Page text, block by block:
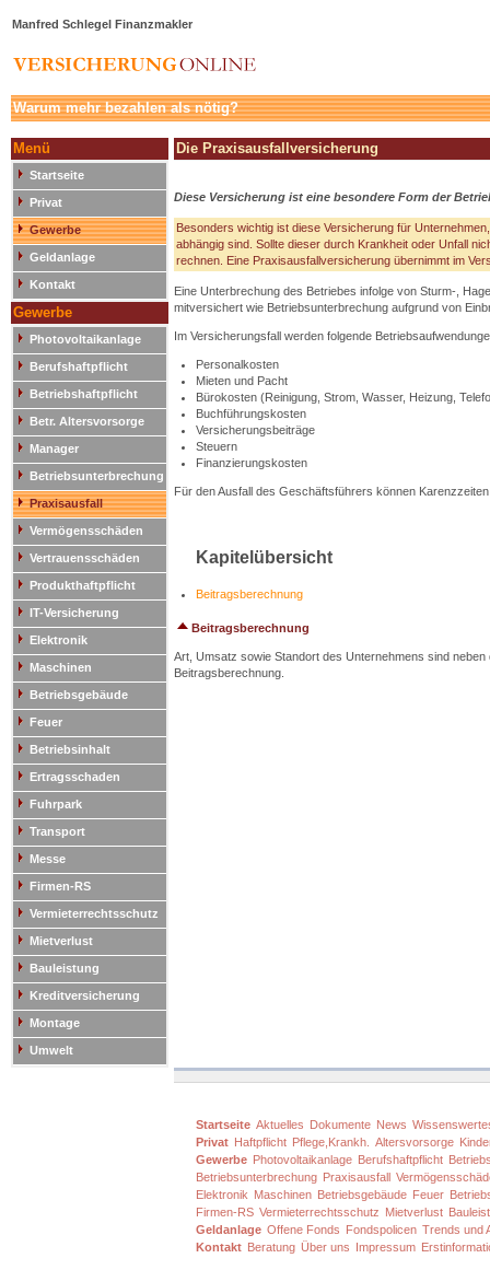
Manfred Schlegel Finanzmakler
Warum mehr bezahlen als nötig?
Menü
Startseite
Privat
Gewerbe
Geldanlage
Kontakt
Gewerbe
Photovoltaikanlage
Berufshaftpflicht
Betriebshaftpflicht
Betr. Altersvorsorge
Manager
Betriebsunterbrechung
Praxisausfall
Vermögensschäden
Vertrauensschäden
Produkthaftpflicht
IT-Versicherung
Elektronik
Maschinen
Betriebsgebäude
Feuer
Betriebsinhalt
Ertragsschaden
Fuhrpark
Transport
Messe
Firmen-RS
Vermieterrechtsschutz
Mietverlust
Bauleistung
Kreditversicherung
Montage
Umwelt
Die Praxisausfallversicherung
Diese Versicherung ist eine besondere Form der
Besonders wichtig ist diese Versicherung für
abhängig sind. Sollte dieser durch Krankheit oder Unfall
rechnen. Eine Praxisausfallversicherung übernimmt im
Eine Unterbrechung des Betriebes infolge von Sturm-,
mitversichert wie Betriebsunterbrechung aufgrund von
Im Versicherungsfall werden folgende
Personalkosten
Mieten und Pacht
Bürokosten (Reinigung, Strom, Wasser, Heizung,
Buchführungskosten
Versicherungsbeiträge
Steuern
Finanzierungskosten
Für den Ausfall des Geschäftsführers können
Kapitelübersicht
Beitragsberechnung
Beitragsberechnung
Art, Umsatz sowie Standort des Unternehmens sind
Beitragsberechnung.
Startseite Aktuelles Dokumente News
Privat Haftpflicht Pflege,Krankh. Altersvorsorge
Gewerbe Photovoltaikanlage Berufshaftpflicht
Betriebsunterbrechung Praxisausfall
Elektronik Maschinen Betriebsgebäude Feuer
Firmen-RS Vermieterrechtsschutz Mietverlust
Geldanlage Offene Fonds Fondspolicen Trends und
Kontakt Beratung Über uns Impressum